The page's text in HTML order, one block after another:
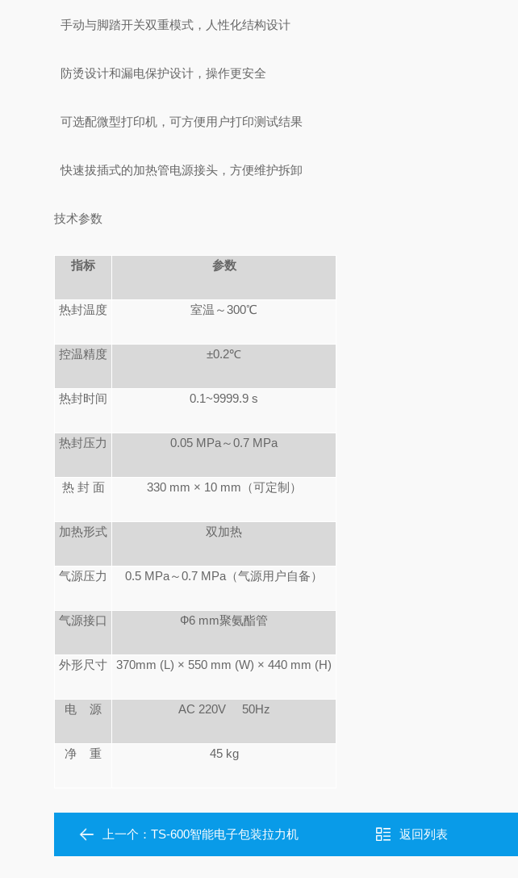
手动与脚踏开关双重模式，人性化结构设计
防烫设计和漏电保护设计，操作更安全
可选配微型打印机，可方便用户打印测试结果
快速拔插式的加热管电源接头，方便维护拆卸
技术参数
指标 参数
热封温度 室温～300℃
控温精度 ±0.2℃
热封时间 0.1~9999.9 s
热封压力 0.05 MPa～0.7 MPa
热 封 面 330 mm × 10 mm （可定制）
加热形式 双加热
气源压力 0.5 MPa～0.7 MPa（气源用户自备）
气源接口 Ф6 mm聚氨酯管
外形尺寸 370mm (L) × 550 mm (W) × 440 mm (H)
电 源 AC 220V 50Hz
净 重 45 kg
上一个：TS-600智能电子包装拉力机 返回列表